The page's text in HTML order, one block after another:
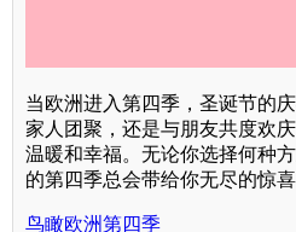
当欧洲进入第四季，圣诞节的
家人团聚，还是与朋友共度欢
温暖和幸福。无论你选择何种
的第四季总会带给你无尽的惊喜
鸟瞰欧洲第四季